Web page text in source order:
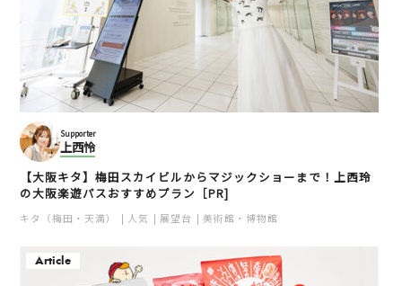
Supporter
上西怜
【大阪キタ】梅田スカイビルからマジックショーまで！上西玲
の大阪楽遊パスおすすめプラン［PR]
キタ（梅田・天満） 人気 展望台 美術館・博物館
Article